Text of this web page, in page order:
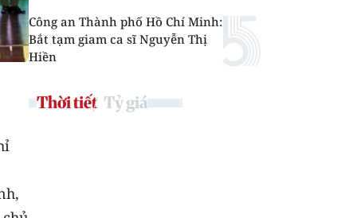
Công an Thành phố Hồ Chí Minh:
Bắt tạm giam ca sĩ Nguyễn Thị
Hiền
Thời tiết Tỷ giá